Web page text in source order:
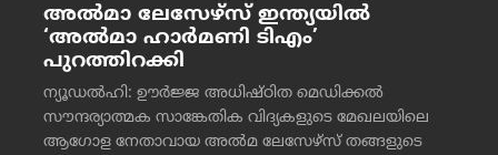
അൽമാ ലേസേഴ്സ് ഇന്ത്യയിൽ
‘അൽമാ ഹാർമണി ടിഎം’
പുറത്തിറക്കി
ന്യൂഡൽഹി: ഊർജ്ജ അധിഷ്ഠിത മെഡിക്കൽ
സൗന്ദര്യാത്മക സാങ്കേതിക വിദ്യകളുടെ മേഖലയിലെ
ആഗോള നേതാവായ അൽമ ലേസേഴ്സ് തങ്ങളുടെ